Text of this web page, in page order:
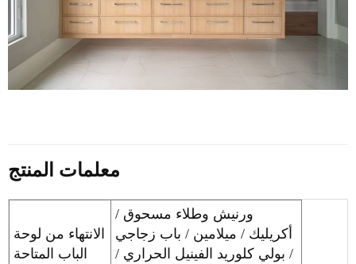
معلمات المنتج
الانتهاء من لوحة
الباب المتاحة
ورنيش وطلاء مسحوق /
أكريليك / ميلامين / باب زجاجي
/ بولي كلوريد الفينيل الحراري /